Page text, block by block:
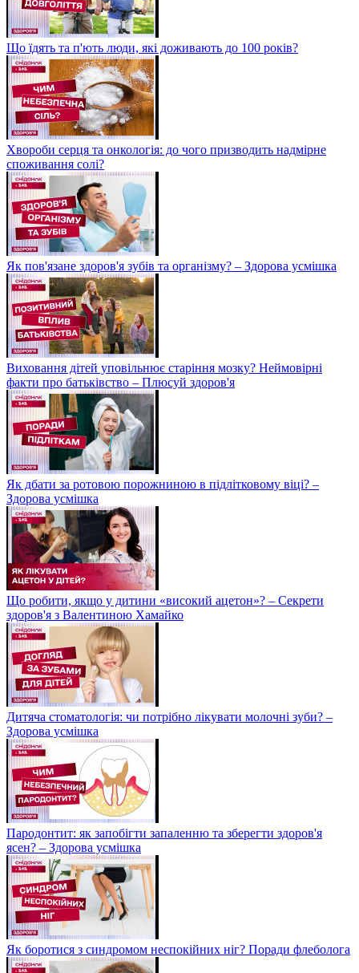
Що їдять та п'ють люди, які доживають до 100 років?
Хвороби серця та онкологія: до чого призводить надмірне
споживання солі?
Як пов'язане здоров'я зубів та організму? – Здорова усмішка
Виховання дітей уповільнює старіння мозку? Неймовірні
факти про батьківство – Плюсуй здоров'я
Як дбати за ротовою порожниною в підлітковому віці? –
Здорова усмішка
Що робити, якщо у дитини «високий ацетон»? – Секрети
здоров'я з Валентиною Хамайко
Дитяча стоматологія: чи потрібно лікувати молочні зуби? –
Здорова усмішка
Пародонтит: як запобігти запаленню та зберегти здоров'я
ясен? – Здорова усмішка
Як боротися з синдромом неспокійних ніг? Поради флеболога